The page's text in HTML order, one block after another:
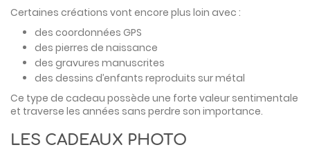
Certaines créations vont encore plus loin avec :
des coordonnées GPS
des pierres de naissance
des gravures manuscrites
des dessins d’enfants reproduits sur métal
Ce type de cadeau possède une forte valeur sentimentale
et traverse les années sans perdre son importance.
LES CADEAUX PHOTO